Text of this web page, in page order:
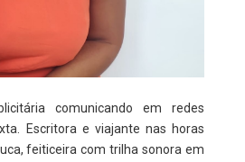
comunicando em redes
Escritora e viajante nas horas
feiticeira com trilha sonora em